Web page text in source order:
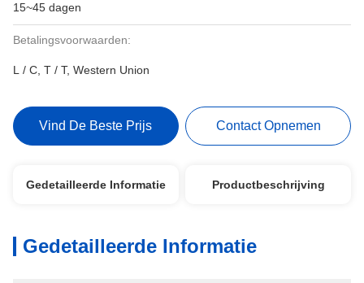
15~45 dagen
Betalingsvoorwaarden:
L / C, T / T, Western Union
Vind De Beste Prijs Contact Opnemen
Gedetailleerde Informatie Productbeschrijving
Gedetailleerde Informatie